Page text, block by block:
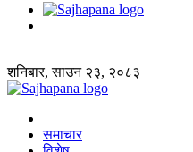
शनिबार, साउन २३, २०८३
समाचार